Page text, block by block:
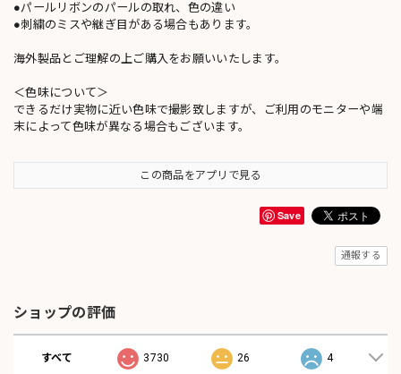
●パールリボンのパールの取れ、色の違い
●刺繍のミスや継ぎ目がある場合もあります。
海外製品とご理解の上ご購入をお願いいたします。
＜色味について＞
できるだけ実物に近い色味で撮影致しますが、ご利用のモニターや端
末によって色味が異なる場合もございます。
この商品をアプリで見る
Save
通報する
ショップの評価
すべて 3730 26 4